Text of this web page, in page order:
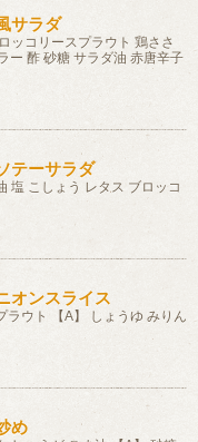
サラダ
ッコリースプラウト 鶏ささ
ー 酢 砂糖 サラダ油 赤唐辛子
テーサラダ
塩 こしょう レタス ブロッコ
オンスライス
ラウト 【A】 しょうゆ みりん
め